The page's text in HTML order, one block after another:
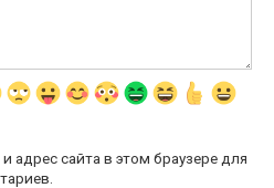
адрес сайта в этом браузере для